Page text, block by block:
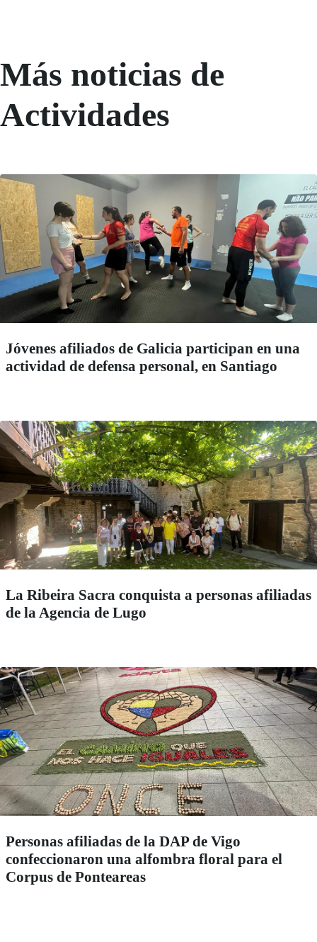
Más noticias de
Actividades
Jóvenes afiliados de Galicia participan en una
actividad de defensa personal, en Santiago
La Ribeira Sacra conquista a personas afiliadas
de la Agencia de Lugo
Personas afiliadas de la DAP de Vigo
confeccionaron una alfombra floral para el
Corpus de Ponteareas